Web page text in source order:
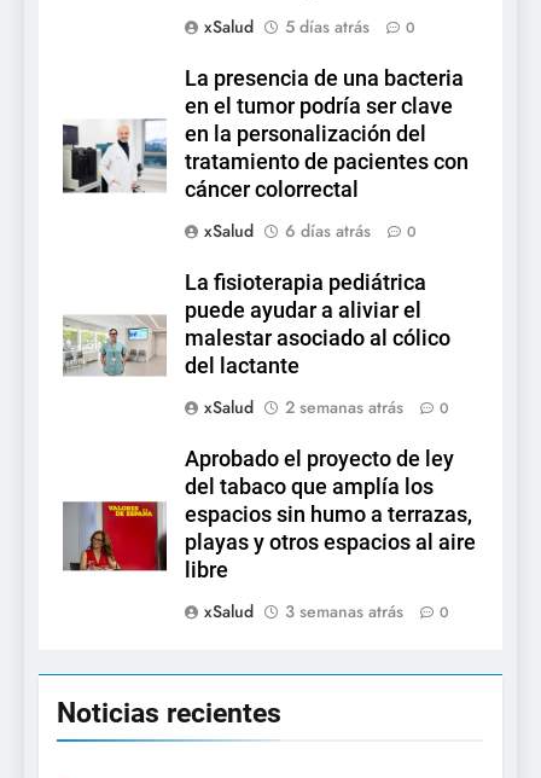
xSalud
5 días atrás 0
La presencia de una bacteria
en el tumor podría ser clave
en la personalización del
tratamiento de pacientes con
cáncer colorrectal
xSalud
6 días atrás 0
La fisioterapia pediátrica
puede ayudar a aliviar el
malestar asociado al cólico
del lactante
xSalud
2 semanas atrás 0
Aprobado el proyecto de ley
del tabaco que amplía los
espacios sin humo a terrazas,
playas y otros espacios al aire
libre
xSalud
3 semanas atrás 0
Noticias recientes